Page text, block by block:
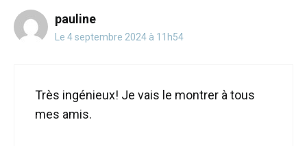
pauline
Le 4 septembre 2024 à 11h54
Très ingénieux! Je vais le montrer à tous
mes amis.